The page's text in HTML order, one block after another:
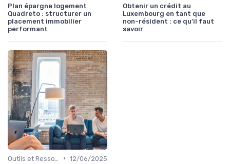
Plan épargne logement
Quadreto : structurer un
placement immobilier
performant
Obtenir un crédit au
Luxembourg en tant que
non-résident : ce qu'il faut
savoir
• 12/06/2025